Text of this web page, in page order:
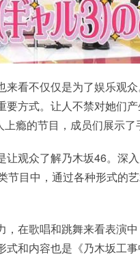
看不仅仅是为了娱乐观
方式。让人不禁对她们
瘾的节目，成员们展示了
观众了解乃木坂46。深
节目中，通过各种形式的
在歌唱和跳舞来看表演
和内容也是《乃木坂工